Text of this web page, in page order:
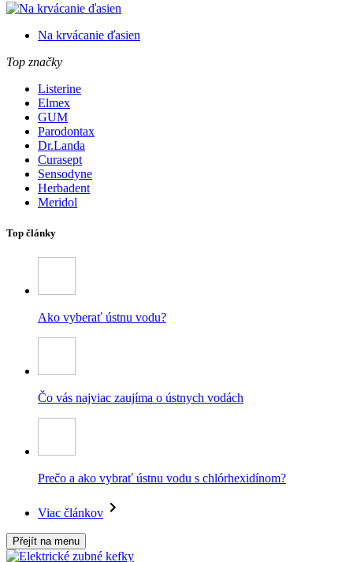
Na krvácanie ďasien
Top značky
Listerine
Elmex
GUM
Parodontax
Dr.Landa
Curasept
Sensodyne
Herbadent
Meridol
Top články
Ako vyberať ústnu vodu?
Čo vás najviac zaujíma o ústnych vodách
Prečo a ako vybrať ústnu vodu s chlórhexidínom?
Viac článkov
Přejít na menu